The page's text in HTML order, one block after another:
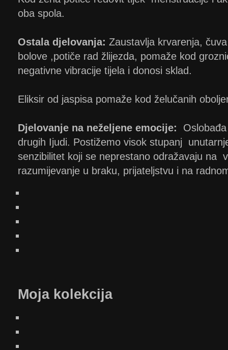
oba spola.
Ostala djelovanja: Zaustavlja krvarenja,
bolove ,potiče rad žlijezda, pomaže kod
negativne vibracije tijela i donosi sklad.
Eliksir od jaspisa pomaže kod želučanih
Djelovanje na neželjene emocije:
drugih Ijudi. Postižemo visok stupanj
senzibilitet koji se neprestano odražavaju na
razumijevanje u braku, prijateljstvu i na
Moja kolekcija